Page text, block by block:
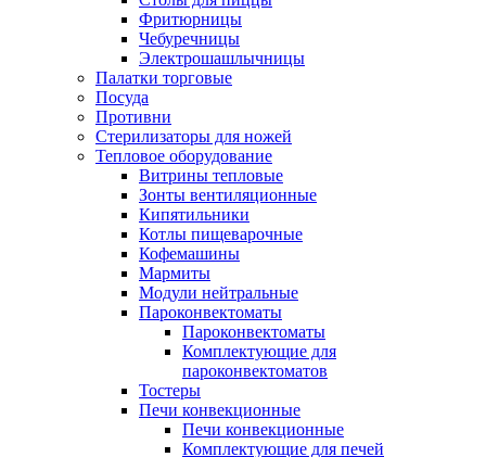
Фритюрницы
Чебуречницы
Электрошашлычницы
Палатки торговые
Посуда
Противни
Стерилизаторы для ножей
Тепловое оборудование
Витрины тепловые
Зонты вентиляционные
Кипятильники
Котлы пищеварочные
Кофемашины
Мармиты
Модули нейтральные
Пароконвектоматы
Пароконвектоматы
Комплектующие для
пароконвектоматов
Тостеры
Печи конвекционные
Печи конвекционные
Комплектующие для печей